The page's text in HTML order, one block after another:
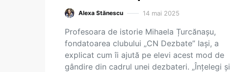
Alexa Stănescu 14 mai 2025
Profesoara de istorie Mihaela Țurcănașu,
fondatoarea clubului „CN Dezbate” Iași, a
explicat cum îi ajută pe elevi acest mod de
gândire din cadrul unei dezbateri. „Înțelegi și